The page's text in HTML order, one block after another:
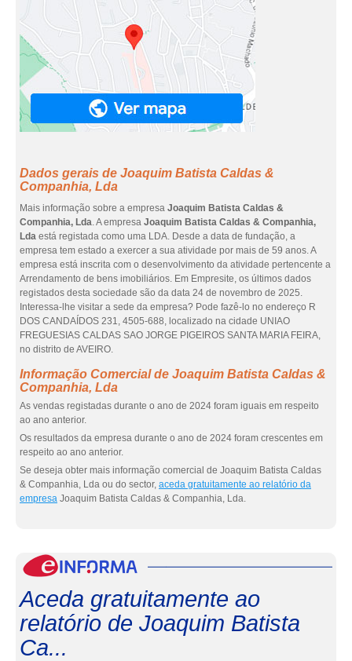
Dados gerais de Joaquim Batista Caldas &
Companhia, Lda
Mais informação sobre a empresa Joaquim Batista Caldas &
Companhia, Lda. A empresa Joaquim Batista Caldas & Companhia,
Lda está registada como uma LDA. Desde a data de fundação, a
empresa tem estado a exercer a sua atividade por mais de 59 anos. A
empresa está inscrita com o desenvolvimento da atividade pertencente a
Arrendamento de bens imobiliários. Em Empresite, os últimos dados
registados desta sociedade são da data 24 de novembro de 2025.
Interessa-lhe visitar a sede da empresa? Pode fazê-lo no endereço R
DOS CANDAÍDOS 231, 4505-688, localizado na cidade UNIAO
FREGUESIAS CALDAS SAO JORGE PIGEIROS SANTA MARIA FEIRA,
no distrito de AVEIRO.
Informação Comercial de Joaquim Batista Caldas &
Companhia, Lda
As vendas registadas durante o ano de 2024 foram iguais em respeito
ao ano anterior.
Os resultados da empresa durante o ano de 2024 foram crescentes em
respeito ao ano anterior.
Se deseja obter mais informação comercial de Joaquim Batista Caldas
& Companhia, Lda ou do sector, aceda gratuitamente ao relatório da
empresa Joaquim Batista Caldas & Companhia, Lda.
Aceda gratuitamente ao
relatório de Joaquim Batista
Ca...